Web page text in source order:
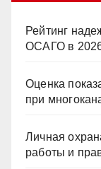
Рейтинг
ОСАГО в 2026
Оценка
при
Личная
работы и